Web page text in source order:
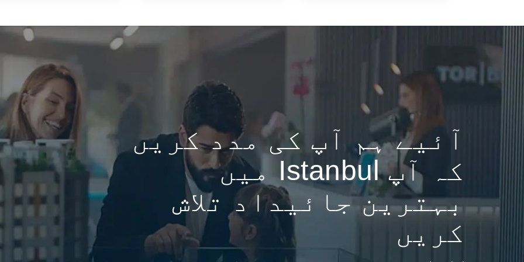
آئیے ہم آپ کی مدد کریں
کہ آپ Istanbul میں
بہترین جائیداد تلاش
کریں